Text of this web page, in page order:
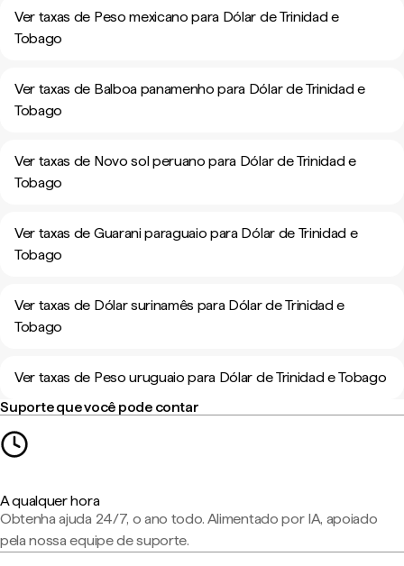
Ver taxas de Peso mexicano para Dólar de Trinidad e
Tobago
Ver taxas de Balboa panamenho para Dólar de Trinidad e
Tobago
Ver taxas de Novo sol peruano para Dólar de Trinidad e
Tobago
Ver taxas de Guarani paraguaio para Dólar de Trinidad e
Tobago
Ver taxas de Dólar surinamês para Dólar de Trinidad e
Tobago
Ver taxas de Peso uruguaio para Dólar de Trinidad e Tobago
Suporte que você pode contar
A qualquer hora
Obtenha ajuda 24/7, o ano todo. Alimentado por IA, apoiado
pela nossa equipe de suporte.